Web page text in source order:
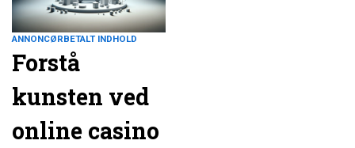
ANNONCØRBETALT INDHOLD
Forstå
kunsten ved
online casino